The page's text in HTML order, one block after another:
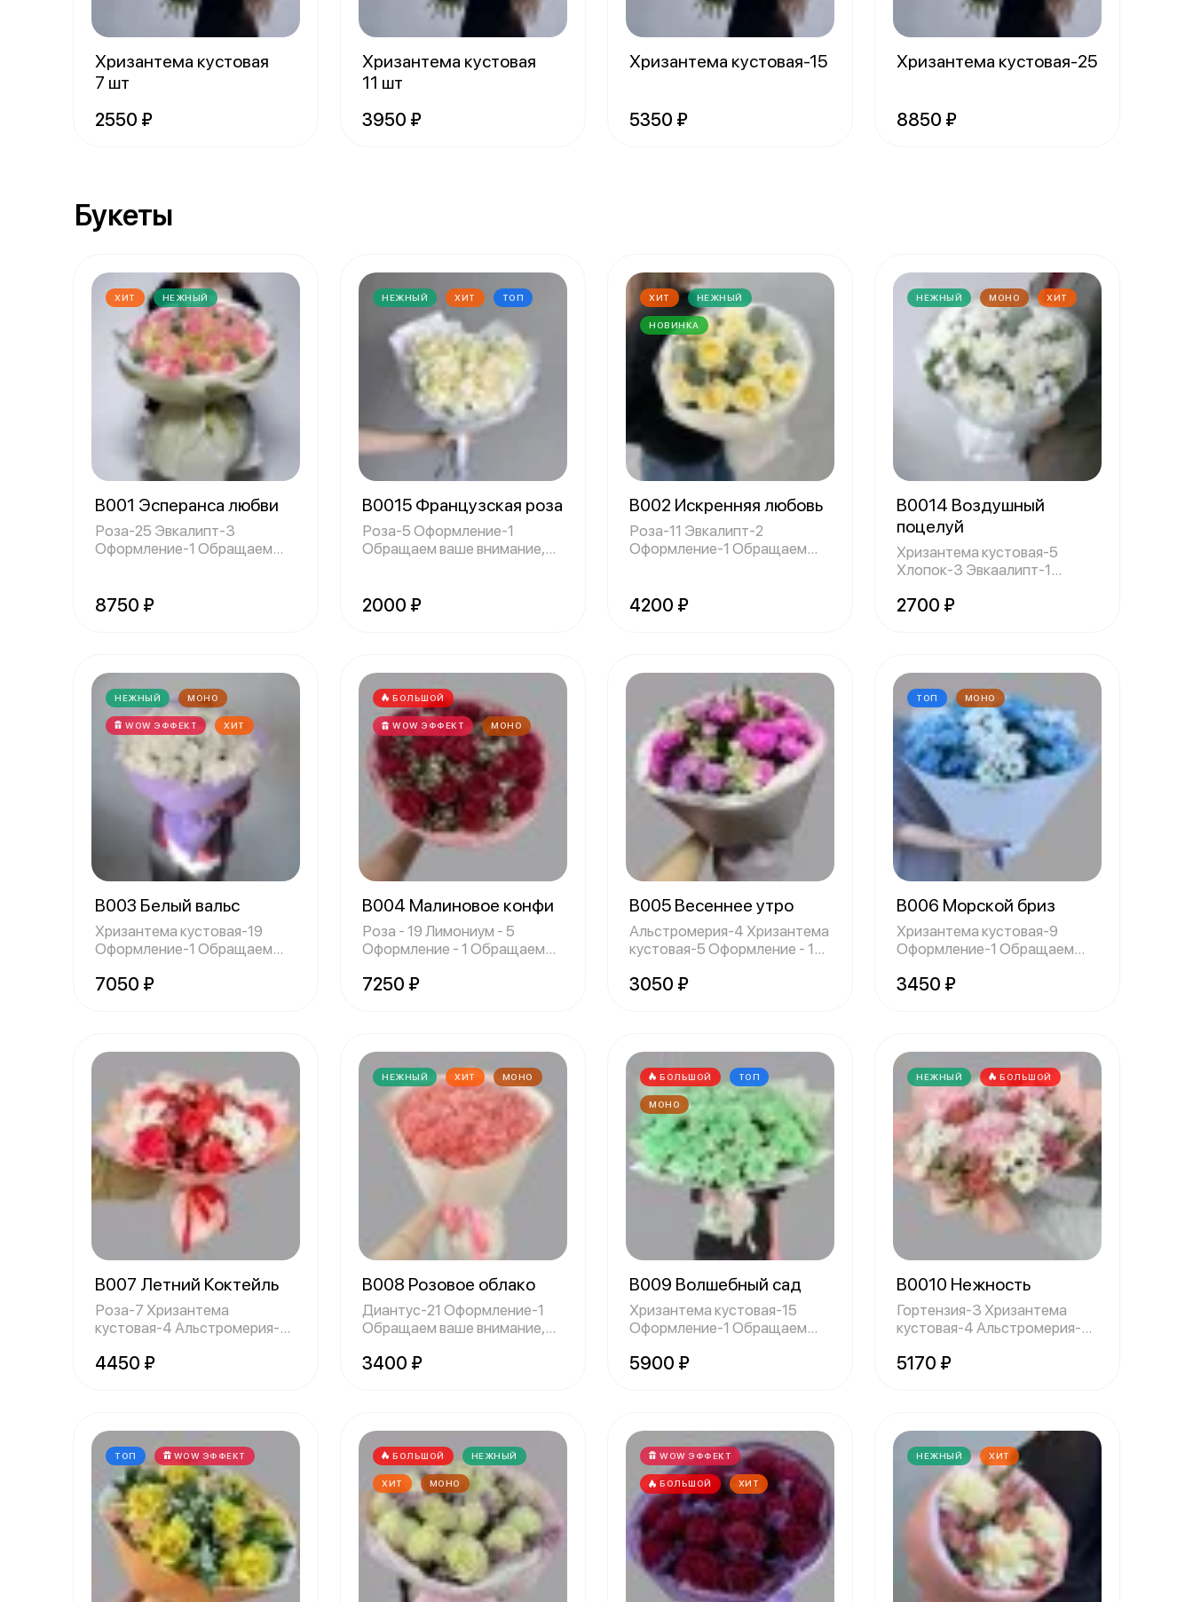
Хризантема кустовая
7 шт
2550 ₽
Хризантема кустовая
11 шт
3950 ₽
Хризантема кустовая-15
5350 ₽
Хризантема кустовая-25
8850 ₽
Букеты
ХИТ НЕЖНЫЙ
В001 Эсперанса любви
Роза-25 Эвкалипт-3
Оформление-1 Обращаем
8750 ₽
НЕЖНЫЙ ХИТ ТОП
В0015 Французская роза
Роза-5 Оформление-1
Обращаем ваше внимание,
2000 ₽
ХИТ НЕЖНЫЙ
НОВИНКА
В002 Искренняя любовь
Роза-11 Эвкалипт-2
Оформление-1 Обращаем
4200 ₽
НЕЖНЫЙ МОНО ХИТ
В0014 Воздушный
поцелуй
Хризантема кустовая-5
Хлопок-3 Эвкаалипт-1
2700 ₽
НЕЖНЫЙ МОНО
WOW ЭФФЕКТ ХИТ
В003 Белый вальс
Хризантема кустовая-19
Оформление-1 Обращаем
7050 ₽
БОЛЬШОЙ
WOW ЭФФЕКТ МОНО
B004 Малиновое конфи
Роза - 19 Лимониум - 5
Оформление - 1 Обращаем
7250 ₽
B005 Весеннее утро
Альстромерия-4 Хризантема
кустовая-5 Оформление - 1
3050 ₽
ТОП МОНО
B006 Морской бриз
Хризантема кустовая-9
Оформление-1 Обращаем
3450 ₽
B007 Летний Коктейль
Роза-7 Хризантема
кустовая-4 Альстромерия-4
4450 ₽
НЕЖНЫЙ ХИТ МОНО
B008 Розовое облако
Диантус-21 Оформление-1
Обращаем ваше внимание,
3400 ₽
БОЛЬШОЙ ТОП
МОНО
B009 Волшебный сад
Хризантема кустовая-15
Оформление-1 Обращаем
5900 ₽
НЕЖНЫЙ БОЛЬШОЙ
B0010 Нежность
Гортензия-3 Хризантема
кустовая-4 Альстромерия-7
5170 ₽
ТОП WOW ЭФФЕКТ БОЛЬШОЙ НЕЖНЫЙ
ХИТ МОНО
WOW ЭФФЕКТ
БОЛЬШОЙ ХИТ
НЕЖНЫЙ ХИТ